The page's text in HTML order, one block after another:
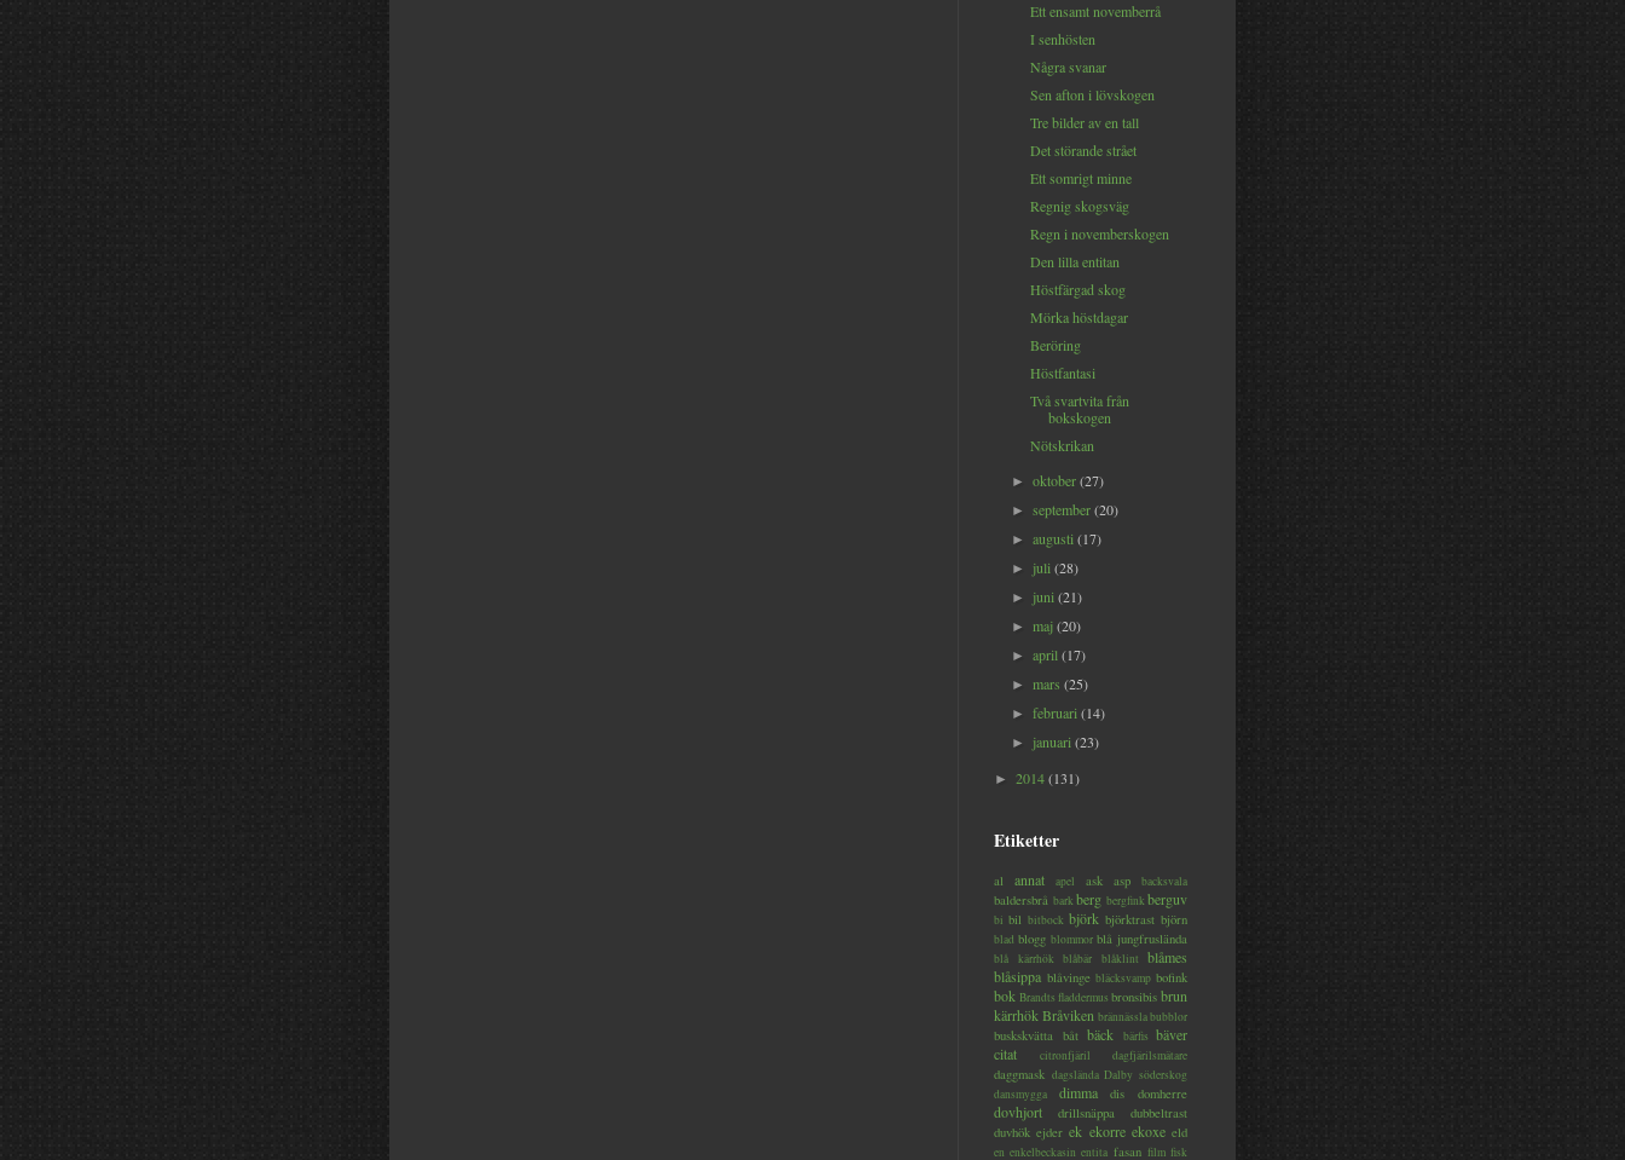
Ett ensamt novemberrå
I senhösten
Några svanar
Sen afton i lövskogen
Tre bilder av en tall
Det störande strået
Ett somrigt minne
Regnig skogsväg
Regn i novemberskogen
Den lilla entitan
Höstfärgad skog
Mörka höstdagar
Beröring
Höstfantasi
Två svartvita från
bokskogen
Nötskrikan
►oktober(27)
►september(20)
►augusti(17)
► juli(28)
► juni(21)
►maj(20)
►april(17)
►mars(25)
►februari(14)
► januari(23)
► 2014(131)
Etiketter
al annat apel ask asp backsvala
baldersbrå barkberg bergfinkberguv
bi bil bitbock björk björktrast björn
blad blogg blommor blå jungfruslända
blå kärrhök blåbär blåklint
blåmes
blåsippa blåvinge bläcksvamp bofink
bok Brandts fladdermus bronsibis brun
kärrhökBråviken brännässlabubblor
buskskvätta båt bäck bärfis bäver
citat
citronfjäril dagfjärilsmätare
daggmask dagslända Dalby söderskog
dansmygga
dimma dis domherre
dovhjort drillsnäppa
dubbeltrast
duvhök ejder ek ekorre ekoxe eld
en enkelbeckasin entita fasan film fisk